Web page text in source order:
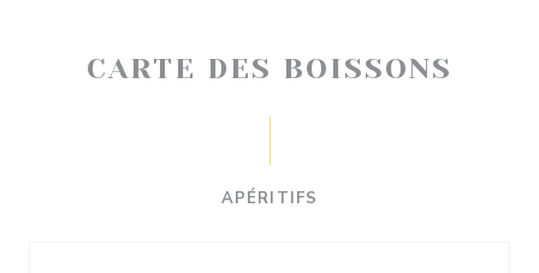
CARTE DES BOISSONS
APÉRITIFS